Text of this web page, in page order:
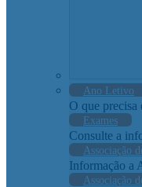
Ano Letivo
O que precisa
Exames
Consulte a
Associação
Informação a
Associação